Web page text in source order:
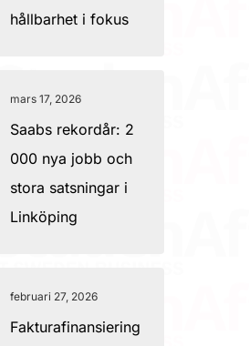
hållbarhet i fokus
mars 17, 2026
Saabs rekordår: 2
000 nya jobb och
stora satsningar i
Linköping
februari 27, 2026
Fakturafinansiering